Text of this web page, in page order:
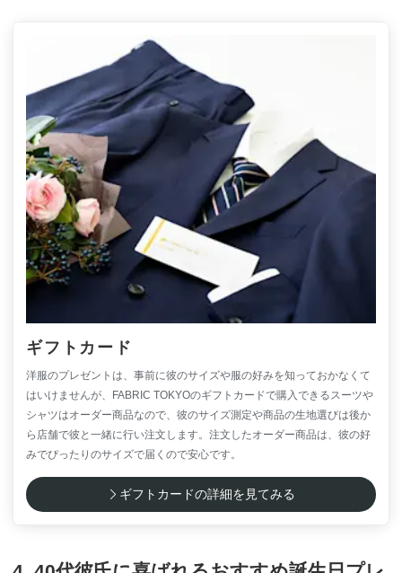
ギフトカード
洋服のプレゼントは、事前に彼のサイズや服の好みを知っておかなくて
はいけませんが、FABRIC TOKYOのギフトカードで購入できるスーツや
シャツはオーダー商品なので、彼のサイズ測定や商品の生地選びは後か
ら店舗で彼と一緒に行い注文します。注文したオーダー商品は、彼の好
みでぴったりのサイズで届くので安心です。
ギフトカードの詳細を見てみる